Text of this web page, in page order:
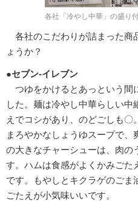
各社「冷やし中華」の盛り
各社のこだわりが詰まった商
ょうか？
●セブン-イレブン
つゆをかけるとあっという間
した。麺は冷やし中華らしい
えでコシがあり、のどごしも〇
まろやかなしょうゆスープで
の大きなチャーシューは、肉の
す。ハムは食感がよくかみごた
です。もやしとキクラゲのご
ごたえが小気味いいです。